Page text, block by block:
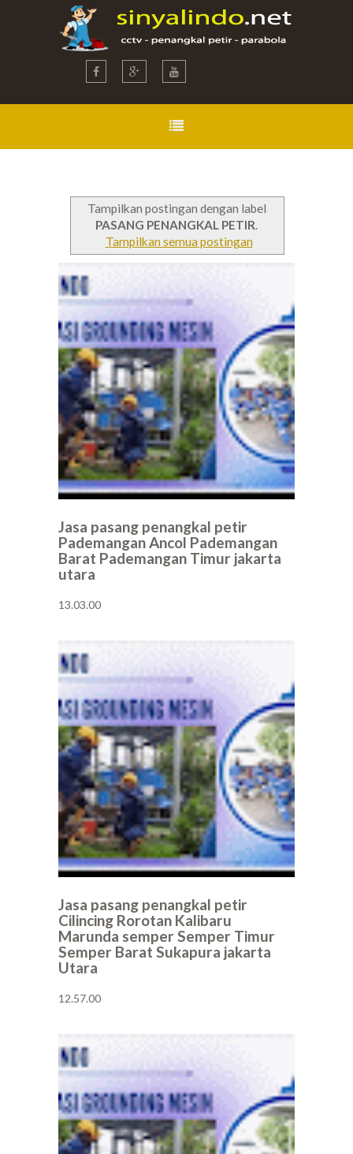
Tampilkan postingan dengan label
PASANG PENANGKAL PETIR.
Tampilkan semua postingan
Jasa pasang penangkal petir
Pademangan Ancol Pademangan
Barat Pademangan Timur jakarta
utara
13.03.00
Jasa pasang penangkal petir
Cilincing Rorotan Kalibaru
Marunda semper Semper Timur
Semper Barat Sukapura jakarta
Utara
12.57.00